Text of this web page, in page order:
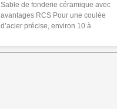
Sable de fonderie céramique avec
avantages RCS Pour une coulée
d’acier précise, environ 10 à